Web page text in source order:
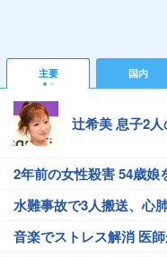
主要 国内
辻希美 息子2
2年前の女性殺害 54歳娘
水難事故で3人搬送、心
音楽でストレス解消 医